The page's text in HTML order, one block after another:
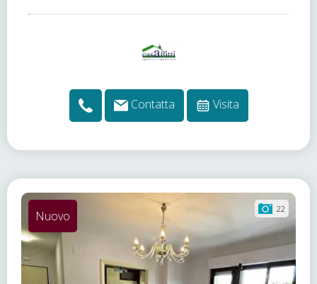
Contatta Visita
22
Nuovo